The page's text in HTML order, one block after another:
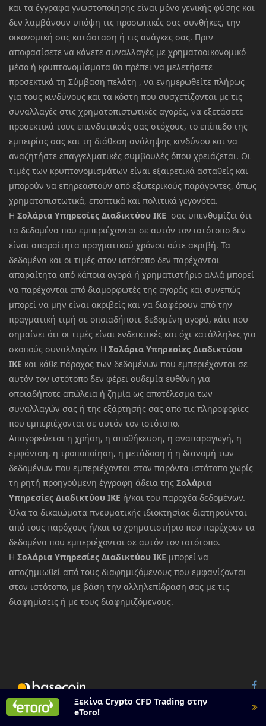
και τα έγγραφα γνωστοποίησης είναι μόνο γενικής φύσης και
δεν λαμβάνουν υπόψη τις προσωπικές σας συνθήκες, την
οικονομική σας κατάσταση ή τις ανάγκες σας. Πριν
αποφασίσετε να κάνετε συναλλαγές με χρηματοοικονομικό
μέσο ή κρυπτονομίσματα θα πρέπει να μελετήσετε
προσεκτικά τη Σύμβαση πελάτη , να ενημερωθείτε πλήρως
για τους κινδύνους και τα κόστη που συσχετίζονται με τις
συναλλαγές στις χρηματοπιστωτικές αγορές, να εξετάσετε
προσεκτικά τους επενδυτικούς σας στόχους, το επίπεδο της
εμπειρίας σας και τη διάθεση ανάληψης κινδύνου και να
αναζητήστε επαγγελματικές συμβουλές όπου χρειάζεται. Οι
τιμές των κρυπτονομισμάτων είναι εξαιρετικά ασταθείς και
μπορούν να επηρεαστούν από εξωτερικούς παράγοντες, όπως
χρηματοπιστωτικά, εποπτικά και πολιτικά γεγονότα.
Η Σολάρια Υπηρεσίες Διαδικτύου ΙΚΕ σας υπενθυμίζει ότι
τα δεδομένα που εμπεριέχονται σε αυτόν τον ιστότοπο δεν
είναι απαραίτητα πραγματικού χρόνου ούτε ακριβή. Τα
δεδομένα και οι τιμές στον ιστότοπο δεν παρέχονται
απαραίτητα από κάποια αγορά ή χρηματιστήριο αλλά μπορεί
να παρέχονται από διαμορφωτές της αγοράς και συνεπώς
μπορεί να μην είναι ακριβείς και να διαφέρουν από την
πραγματική τιμή σε οποιαδήποτε δεδομένη αγορά, κάτι που
σημαίνει ότι οι τιμές είναι ενδεικτικές και όχι κατάλληλες για
σκοπούς συναλλαγών. Η Σολάρια Υπηρεσίες Διαδικτύου
ΙΚΕ και κάθε πάροχος των δεδομένων που εμπεριέχονται σε
αυτόν τον ιστότοπο δεν φέρει ουδεμία ευθύνη για
οποιαδήποτε απώλεια ή ζημία ως αποτέλεσμα των
συναλλαγών σας ή της εξάρτησής σας από τις πληροφορίες
που εμπεριέχονται σε αυτόν τον ιστότοπο.
Απαγορεύεται η χρήση, η αποθήκευση, η αναπαραγωγή, η
εμφάνιση, η τροποποίηση, η μετάδοση ή η διανομή των
δεδομένων που εμπεριέχονται στον παρόντα ιστότοπο χωρίς
τη ρητή προηγούμενη έγγραφη άδεια της Σολάρια
Υπηρεσίες Διαδικτύου ΙΚΕ ή/και του παροχέα δεδομένων.
Όλα τα δικαιώματα πνευματικής ιδιοκτησίας διατηρούνται
από τους παρόχους ή/και το χρηματιστήριο που παρέχουν τα
δεδομένα που εμπεριέχονται σε αυτόν τον ιστότοπο.
Η Σολάρια Υπηρεσίες Διαδικτύου ΙΚΕ μπορεί να
αποζημιωθεί από τους διαφημιζόμενους που εμφανίζονται
στον ιστότοπο, με βάση την αλληλεπίδραση σας με τις
διαφημίσεις ή με τους διαφημιζόμενους.
Ξεκίνα Crypto CFD Trading στην
eToro!